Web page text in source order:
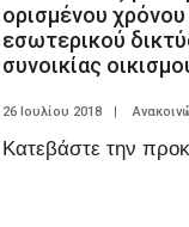
ορισμένου
εσωτερικού
συνοικίας
26 Ιουλίου 2018 |
Κατεβάστε την